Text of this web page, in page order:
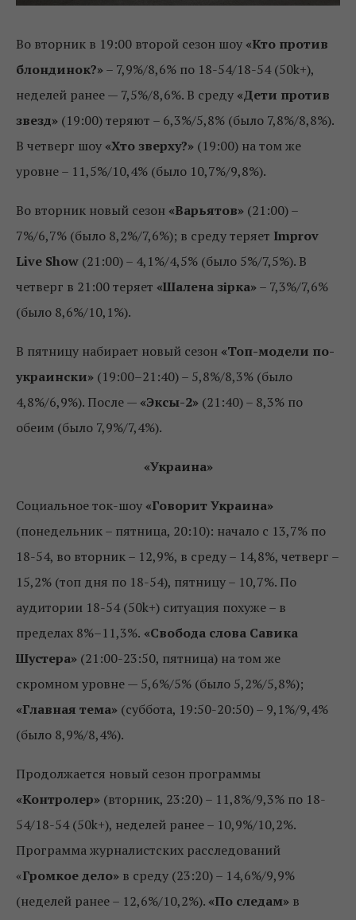
Во вторник в 19:00 второй сезон шоу «Кто против
блондинок?»– 7,9%/8,6% по 18-54/18-54 (50k+),
неделей ранее — 7,5%/8,6%. В среду «Дети против
звезд» (19:00) теряют – 6,3%/5,8% (было 7,8%/8,8%).
В четверг шоу «Хто зверху?» (19:00) на том же
уровне – 11,5%/10,4% (было 10,7%/9,8%).
Во вторник новый сезон «Варьятов» (21:00) –
7%/6,7% (было 8,2%/7,6%); в среду теряет Improv
Live Show (21:00) – 4,1%/4,5% (было 5%/7,5%). В
четверг в 21:00 теряет «Шалена зірка»– 7,3%/7,6%
(было 8,6%/10,1%).
В пятницу набирает новый сезон «Топ-модели по-
украински» (19:00–21:40) – 5,8%/8,3% (было
4,8%/6,9%). После — «Эксы-2» (21:40) – 8,3% по
обеим (было 7,9%/7,4%).
«Украина»
Социальное ток-шоу «Говорит Украина»
(понедельник – пятница, 20:10): начало с 13,7% по
18-54, во вторник – 12,9%, в среду – 14,8%, четверг –
15,2% (топ дня по 18-54), пятницу – 10,7%. По
аудитории 18-54 (50k+) ситуация похуже – в
пределах 8%–11,3%. «Свобода слова Савика
Шустера» (21:00-23:50, пятница) на том же
скромном уровне — 5,6%/5% (было 5,2%/5,8%);
«Главная тема» (суббота, 19:50-20:50) – 9,1%/9,4%
(было 8,9%/8,4%).
Продолжается новый сезон программы
«Контролер» (вторник, 23:20) – 11,8%/9,3% по 18-
54/18-54 (50k+), неделей ранее – 10,9%/10,2%.
Программа журналистских расследований
«Громкое дело» в среду (23:20) – 14,6%/9,9%
(неделей ранее – 12,6%/10,2%). «По следам» в